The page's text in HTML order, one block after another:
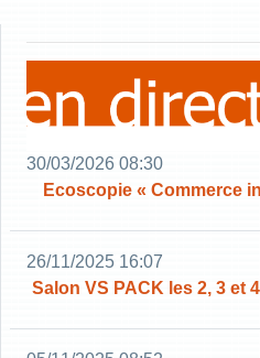
30/03/2026 08:30
Ecoscopie « Commerce
26/11/2025 16:07
Salon VS PACK les 2, 3 et